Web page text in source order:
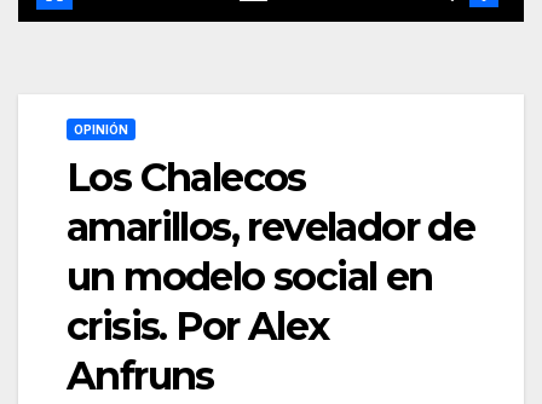
OPINIÓN
Los Chalecos
amarillos, revelador de
un modelo social en
crisis. Por Alex
Anfruns